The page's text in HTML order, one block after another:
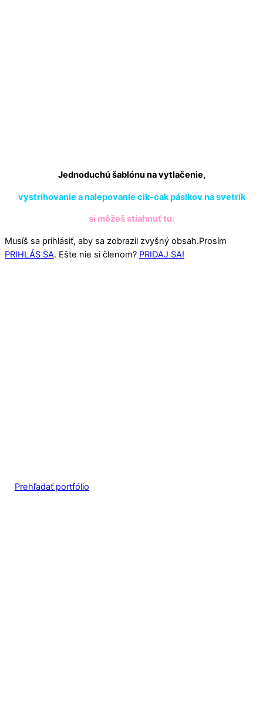
Jednoduchú šablónu na vytlačenie,
vystrihovanie a nalepovanie cik-cak pásikov na svetrík
si môžeš stiahnuť tu:
Musíš sa prihlásiť, aby sa zobrazil zvyšný obsah.Prosím
PRIHLÁS SA. Ešte nie si členom? PRIDAJ SA!
Prehľadať portfólio